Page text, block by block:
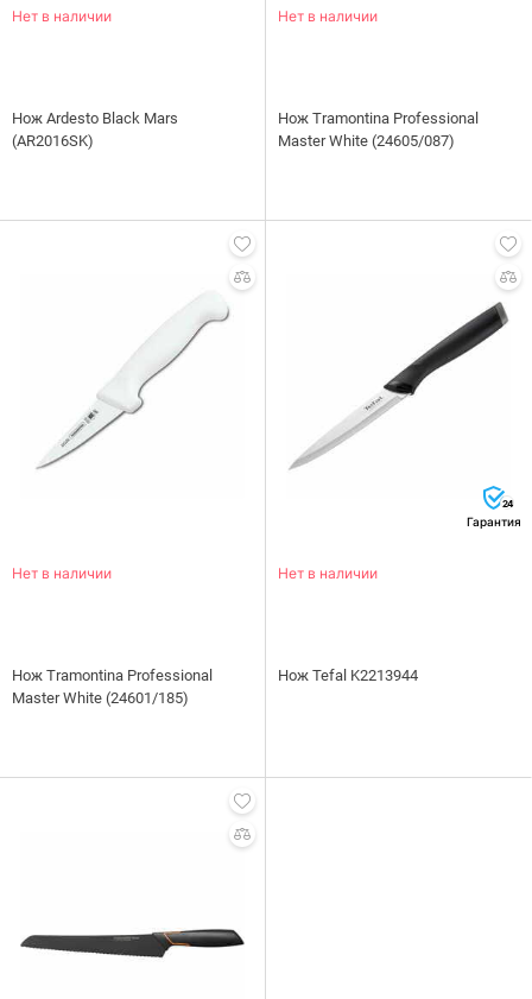
Нет в наличии
Нож Ardesto Black Mars
(AR2016SK)
Нет в наличии
Нож Tramontina Professional
Master White (24605/087)
Нет в наличии
Нож Tramontina Professional
Master White (24601/185)
24
Гарантия
Нет в наличии
Нож Tefal K2213944